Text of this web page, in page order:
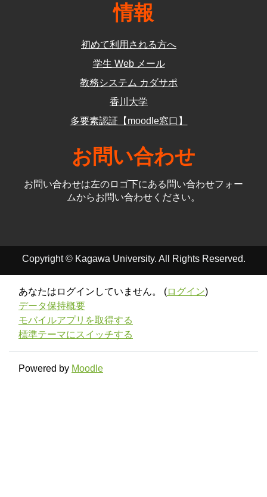
情報
初めて利用される方へ
学生 Web メール
教務システム カダサポ
香川大学
多要素認証【moodle窓口】
お問い合わせ
お問い合わせは左のロゴ下にある問い合わせフォー
ムからお問い合わせください。
Copyright © Kagawa University. All Rights Reserved.
あなたはログインしていません。 (ログイン)
データ保持概要
モバイルアプリを取得する
標準テーマにスイッチする
Powered by Moodle